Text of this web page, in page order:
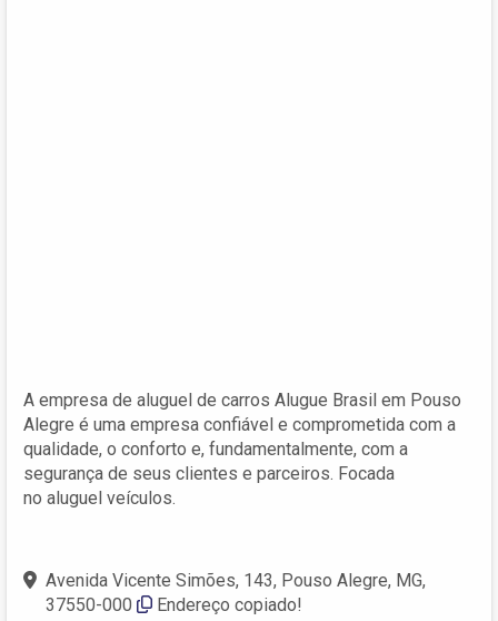
A empresa de aluguel de carros Alugue Brasil em Pouso
Alegre é uma empresa confiável e comprometida com a
qualidade, o conforto e, fundamentalmente, com a
segurança de seus clientes e parceiros. Focada
no aluguel veículos.
Avenida Vicente Simões, 143, Pouso Alegre, MG,
37550-000‎
Endereço copiado!